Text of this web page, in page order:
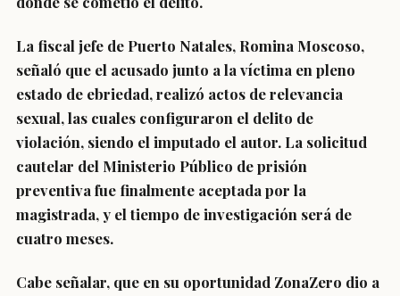
La fiscal jefe de Puerto Natales, Romina Moscoso,
señaló que el acusado junto a la víctima en pleno
estado de ebriedad, realizó actos de relevancia
sexual, las cuales configuraron el delito de
violación, siendo el imputado el autor. La solicitud
cautelar del Ministerio Público de prisión
preventiva fue finalmente aceptada por la
magistrada, y el tiempo de investigación será de
cuatro meses.
Cabe señalar, que en su oportunidad ZonaZero dio a